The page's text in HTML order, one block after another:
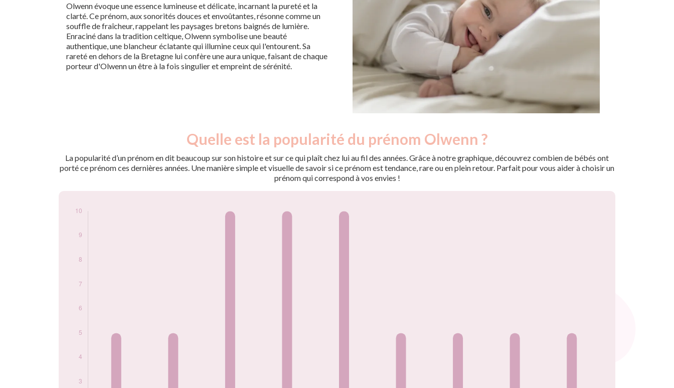
Olwenn évoque une essence lumineuse et délicate, incarnant la pureté et la
clarté. Ce prénom, aux sonorités douces et envoûtantes, résonne comme un
souffle de fraîcheur, rappelant les paysages bretons baignés de lumière.
Enraciné dans la tradition celtique, Olwenn symbolise une beauté
authentique, une blancheur éclatante qui illumine ceux qui l'entourent. Sa
rareté en dehors de la Bretagne lui confère une aura unique, faisant de chaque
porteur d'Olwenn un être à la fois singulier et empreint de sérénité.
Quelle est la popularité du prénom Olwenn ?
La popularité d’un prénom en dit beaucoup sur son histoire et sur ce qui plaît chez lui au fil des années. Grâce à notre graphique, découvrez combien de bébés ont
porté ce prénom ces dernières années. Une manière simple et visuelle de savoir si ce prénom est tendance, rare ou en plein retour. Parfait pour vous aider à choisir un
prénom qui correspond à vos envies !
Popularité du
par année
2009
5
2010
5
2014
5